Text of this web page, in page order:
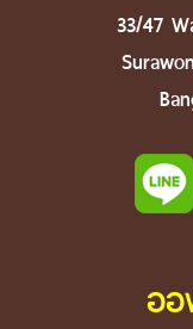
33/47
อ